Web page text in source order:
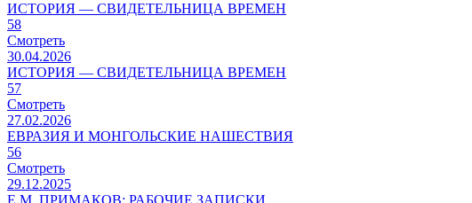
ИСТОРИЯ — СВИДЕТЕЛЬНИЦА ВРЕМЕН
58
Смотреть
30.04.2026
ИСТОРИЯ — СВИДЕТЕЛЬНИЦА ВРЕМЕН
57
Смотреть
27.02.2026
ЕВРАЗИЯ И МОНГОЛЬСКИЕ НАШЕСТВИЯ
56
Смотреть
29.12.2025